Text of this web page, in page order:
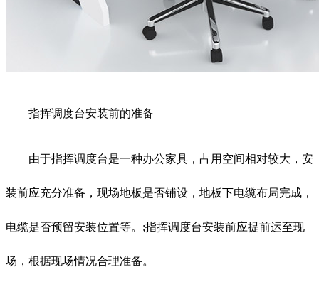
指挥调度台安装前的准备
由于指挥调度台是一种办公家具，占用空间相对较大，安
装前应充分准备，现场地板是否铺设，地板下电缆布局完成，
电缆是否预留安装位置等。;指挥调度台安装前应提前运至现
场，根据现场情况合理准备。